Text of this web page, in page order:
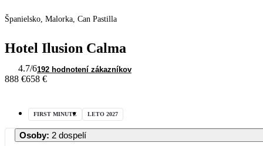
Španielsko, Malorka, Can Pastilla
Hotel Ilusion Calma
4.7/6192 hodnotení zákazníkov
888 €658 €
FIRST MINUTE LETO 2027
Osoby: 2 dospelí